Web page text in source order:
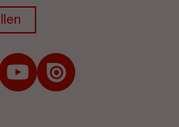
YoutubeIssuu